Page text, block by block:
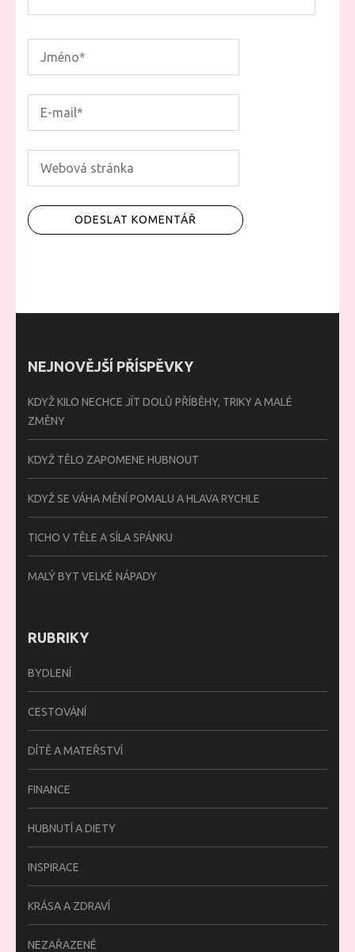
NEJNOVĚJŠÍ PŘÍSPĚVKY
KDYŽ KILO NECHCE JÍT DOLŮ PŘÍBĚHY, TRIKY A MALÉ
ZMĚNY
KDYŽ TĚLO ZAPOMENE HUBNOUT
KDYŽ SE VÁHA MĚNÍ POMALU A HLAVA RYCHLE
TICHO V TĚLE A SÍLA SPÁNKU
MALÝ BYT VELKÉ NÁPADY
RUBRIKY
BYDLENÍ
CESTOVÁNÍ
DÍTĚ A MATEŘSTVÍ
FINANCE
HUBNUTÍ A DIETY
INSPIRACE
KRÁSA A ZDRAVÍ
NEZAŘAZENÉ